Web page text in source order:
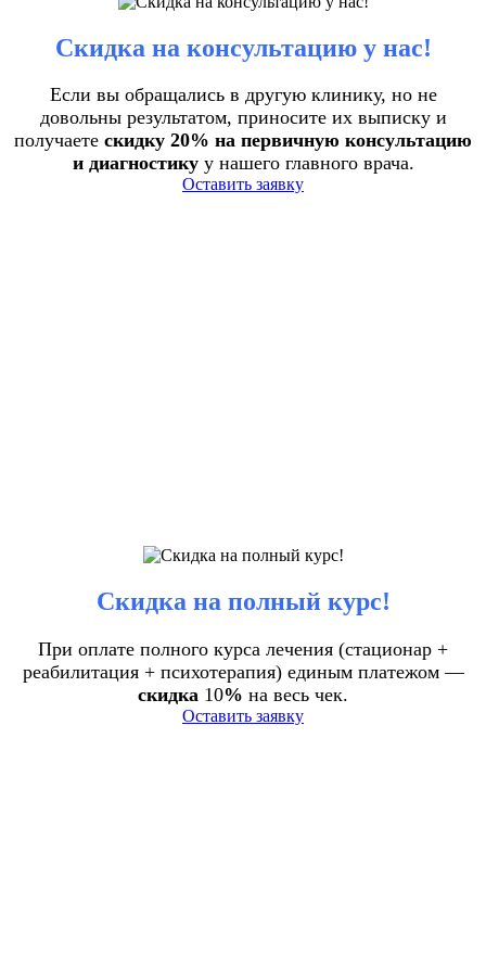
Скидка на консультацию у нас!
Если вы обращались в другую клинику, но не
довольны результатом, приносите их выписку и
получаете скидку 20% на первичную консультацию
и диагностикуу нашего главного врача.
Оставить заявку
Скидка на полный курс!
При оплате полного курса лечения (стационар +
реабилитация + психотерапия) единым платежом —
скидка 10% на весь чек.
Оставить заявку